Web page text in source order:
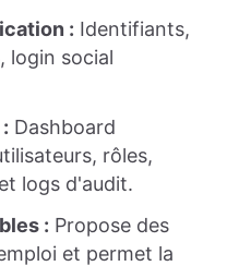
: Identifiants,
login social
Dashboard
rôles,
logs d'audit.
: Propose des
et permet la